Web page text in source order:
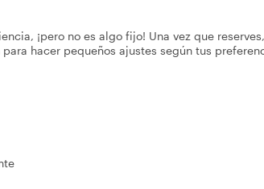
¡pero no es algo fijo! Una vez que
hacer pequeños ajustes según tus